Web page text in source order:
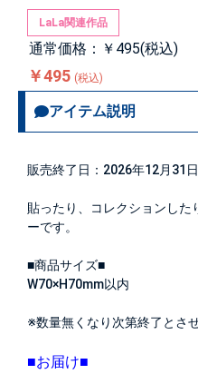
LaLa関連作品
通常価格：￥495(税込)
￥495 (税込)
アイテム説明
販売終了日：2026年12月31日
貼ったり、コレクションした
ーです。
■商品サイズ■
W70×H70mm以内
※数量無くなり次第終了とさ
■お届け■